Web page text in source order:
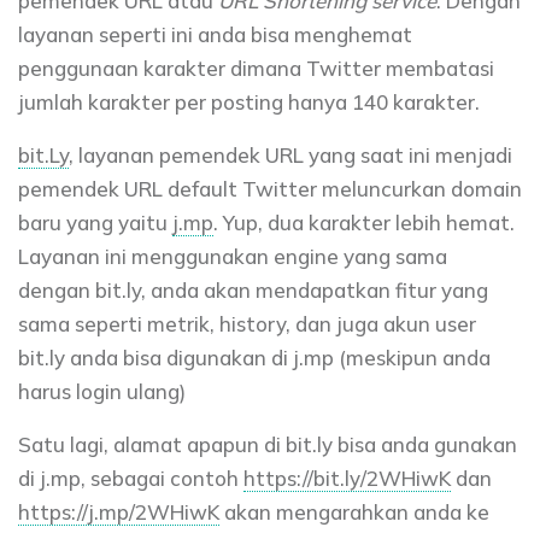
layanan seperti ini anda bisa menghemat
penggunaan karakter dimana Twitter membatasi
jumlah karakter per posting hanya 140 karakter.
bit.Ly, layanan pemendek URL yang saat ini menjadi
pemendek URL default Twitter meluncurkan domain
baru yang yaitu j.mp. Yup, dua karakter lebih hemat.
Layanan ini menggunakan engine yang sama
dengan bit.ly, anda akan mendapatkan fitur yang
sama seperti metrik, history, dan juga akun user
bit.ly anda bisa digunakan di j.mp (meskipun anda
harus login ulang)
Satu lagi, alamat apapun di bit.ly bisa anda gunakan
di j.mp, sebagai contoh https://bit.ly/2WHiwK dan
https://j.mp/2WHiwK akan mengarahkan anda ke